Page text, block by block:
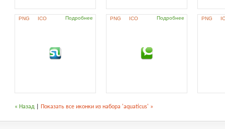
PNG ICO Подробнее PNG ICO Подробнее PNG
« Назад Показать все иконки из набора 'aquaticus' »